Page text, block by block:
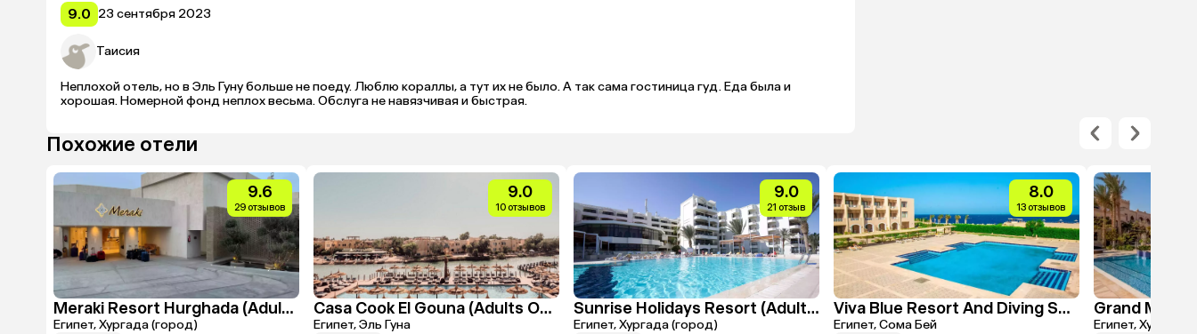
9.0 23 сентября 2023
Таисия
Неплохой отель, но в Эль Гуну больше не поеду. Люблю кораллы, а тут их не было. А так сама гостиница гуд. Еда была и
хорошая. Номерной фонд неплох весьма. Обслуга не навязчивая и быстрая.
Похожие отели
9.6
29 отзывов
Meraki Resort Hurghada (Adults Only 16+)
Египет, Хургада (город)
9.0
10 отзывов
Casa Cook El Gouna (Adults Only 18+)
Египет, Эль Гуна
9.0
21 отзыв
Sunrise Holidays Resort (Adults Only 16+)
Египет, Хургада (город)
8.0
13 отзывов
Viva Blue Resort And Diving Sharm El Naga (Adults Only 12+)
Египет, Сома Бей
Grand
Египет, Хургада